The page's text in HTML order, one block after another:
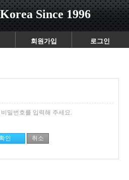
Since 1996
회원가입 로그인
밀번호를 입력해 주세요.